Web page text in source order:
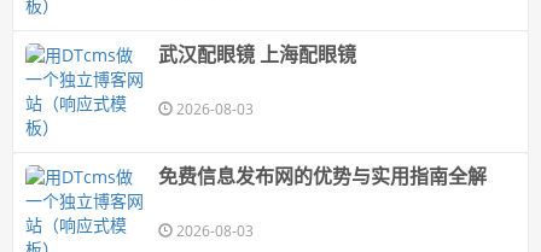
武汉配眼镜 上海配眼镜
2026-08-03
免费信息发布网的优势与实用指南全解
2026-08-03